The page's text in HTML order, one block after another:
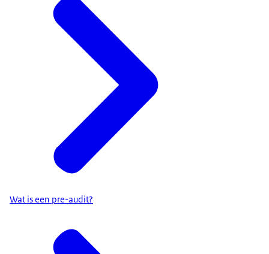
Wat is een pre-audit?